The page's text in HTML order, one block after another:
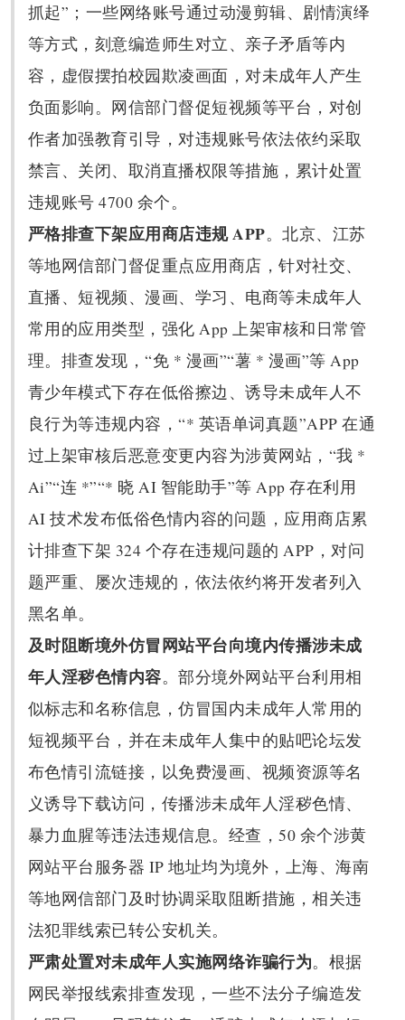
抓起”；一些网络账号通过动漫剪辑、剧情演绎
等方式，刻意编造师生对立、亲子矛盾等内
容，虚假摆拍校园欺凌画面，对未成年人产生
负面影响。网信部门督促短视频等平台，对创
作者加强教育引导，对违规账号依法依约采取
禁言、关闭、取消直播权限等措施，累计处置
违规账号 4700 余个。
严格排查下架应用商店违规 APP。北京、江苏
等地网信部门督促重点应用商店，针对社交、
直播、短视频、漫画、学习、电商等未成年人
常用的应用类型，强化 App 上架审核和日常管
理。排查发现，“免 * 漫画”“薯 * 漫画”等 App
青少年模式下存在低俗擦边、诱导未成年人不
良行为等违规内容，“* 英语单词真题”APP 在通
过上架审核后恶意变更内容为涉黄网站，“我 *
Ai”“连 *”“* 晓 AI 智能助手”等 App 存在利用
AI 技术发布低俗色情内容的问题，应用商店累
计排查下架 324 个存在违规问题的 APP，对问
题严重、屡次违规的，依法依约将开发者列入
黑名单。
及时阻断境外仿冒网站平台向境内传播涉未成
年人淫秽色情内容。部分境外网站平台利用相
似标志和名称信息，仿冒国内未成年人常用的
短视频平台，并在未成年人集中的贴吧论坛发
布色情引流链接，以免费漫画、视频资源等名
义诱导下载访问，传播涉未成年人淫秽色情、
暴力血腥等违法违规信息。经查，50 余个涉黄
网站平台服务器 IP 地址均为境外，上海、海南
等地网信部门及时协调采取阻断措施，相关违
法犯罪线索已转公安机关。
严肃处置对未成年人实施网络诈骗行为。根据
网民举报线索排查发现，一些不法分子编造发